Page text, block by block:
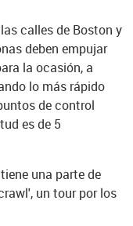
calles de Boston y
deben empujar
la ocasión, a
lo más rápido
de control
es de 5
una parte de
un tour por los